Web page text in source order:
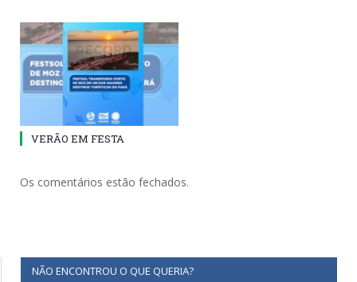
VERÃO EM FESTA
Os comentários estão fechados.
NÃO ENCONTROU O QUE QUERIA?